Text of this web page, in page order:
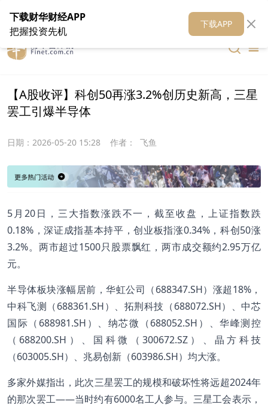
在线客服 关于我们 财华媒体矩阵 财华智库
【A股收评】科创50再涨3.2%创历史新高，三星
罢工引爆半导体
日期： 2026-05-20 15:28 作者： 飞鱼
5月20日，三大指数涨跌不一，截至收盘，上证指数跌
0.18%，深证成指基本持平，创业板指涨0.34%，科创50涨
3.2%。两市超过1500只股票飘红，两市成交额约2.95万亿
元。
半导体板块涨幅居前，华虹公司（688347.SH）涨超18%，
中科飞测（688361.SH）、拓荆科技（688072.SH）、中芯
国际（688981.SH）、纳芯微（688052.SH）、华峰测控
（688200.SH）、国科微（300672.SZ）、晶方科技
（603005.SH）、兆易创新（603986.SH）均大涨。
多家外媒指出，此次三星罢工的规模和破坏性将远超2024年
的那次罢工——当时约有6000名工人参与。三星工会表示，
下载财华财经APP
把握投资先机
下载APP